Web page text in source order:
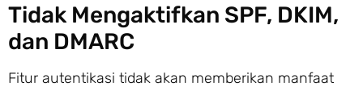
Tidak Mengaktifkan SPF, DKIM,
dan DMARC
Fitur autentikasi tidak akan memberikan manfaat